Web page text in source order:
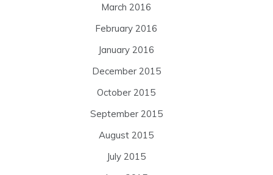
March 2016
February 2016
January 2016
December 2015
October 2015
September 2015
August 2015
July 2015